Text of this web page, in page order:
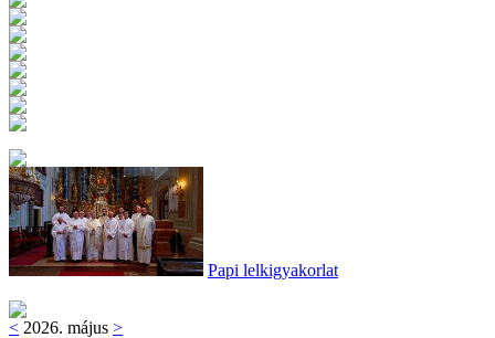
Papi lelkigyakorlat
< 2026. május >